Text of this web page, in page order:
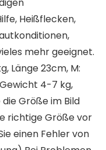
Heißflecken,
mehr geeignet.
Länge 23cm, M:
4-7 kg,
Größe im Bild
richtige Größe vor
einen Fehler von